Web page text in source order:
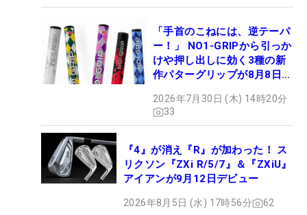
「手首のこねには、逆テーパ
ー！」 NO1-GRIPから引っか
けや押し出しに効く3種の新
作パターグリップが8月8日デ
2026年7月30日 (木) 14時20分
33
『4』が消え『R』が加わった！ ス
リクソン『ZXi R/5/7』＆『ZXiU』
アイアンが9月12日デビュー
2026年8月5日 (水) 17時56分 62